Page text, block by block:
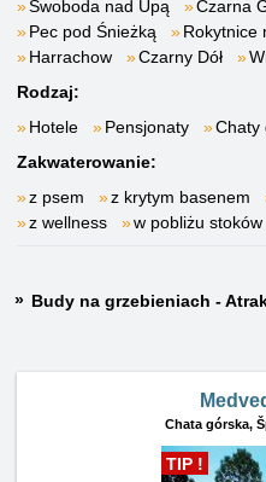
Swoboda nad Upą
Czarna
Pec pod Śnieżką
Rokytnice
Harrachow
Czarny Dół
Rodzaj:
Hotele
Pensjonaty
Chaty
Zakwaterowanie:
z psem
z krytym basenem
z wellness
w pobliżu
Budy na grzebieniach -
Chata górska,
TIP !